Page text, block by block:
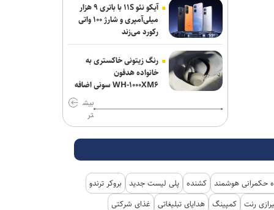
آیکو نئو ۱۱S با باتری ۹ هزار
میلی‌آمپری و شارژ ۱۰۰ واتی
رکورد می‌زند
رنگ زیتونی خاکستری به
خانواده هدفون
WH-۱۰۰۰XM۶ سونی اضافه
بیش
تر
حکمرانی هوشمند کشنده پلی لیست جدید
بروکر ترندو
رنت کمپینگ هدایای تبلیغاتی غذای شرکتی